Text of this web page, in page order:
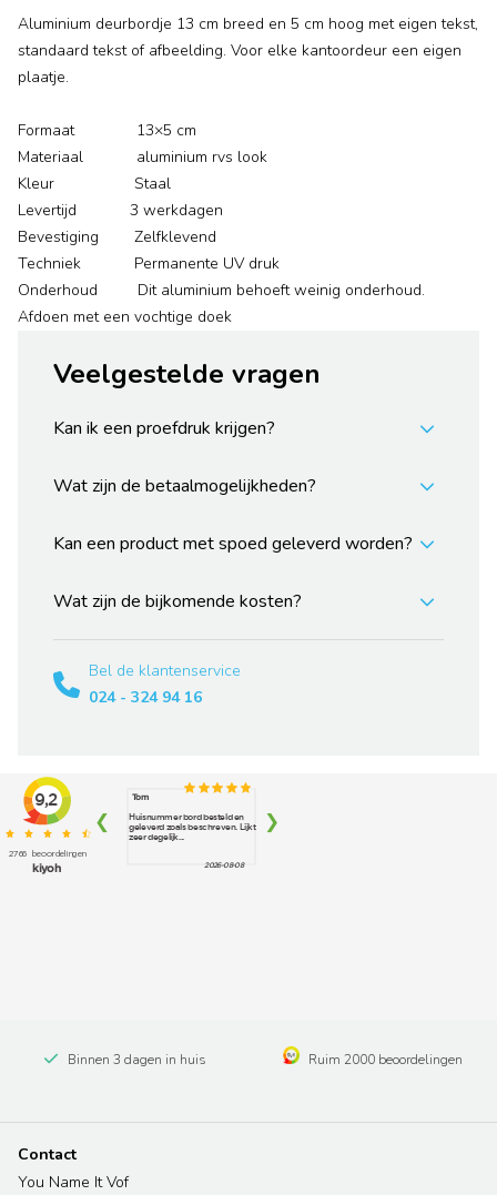
Aluminium deurbordje 13 cm breed en 5 cm hoog met eigen tekst,
standaard tekst of afbeelding. Voor elke kantoordeur een eigen
plaatje.
Formaat 13×5 cm
Materiaal aluminium rvs look
Kleur Staal
Levertijd 3 werkdagen
Bevestiging Zelfklevend
Techniek Permanente UV druk
Onderhoud Dit aluminium behoeft weinig onderhoud.
Afdoen met een vochtige doek
Veelgestelde vragen
Kan ik een proefdruk krijgen?
Wat zijn de betaalmogelijkheden?
Kan een product met spoed geleverd worden?
Wat zijn de bijkomende kosten?
Bel de klantenservice
024 - 324 94 16
Binnen 3 dagen in huis Ruim 2000 beoordelingen
Contact
You Name It Vof